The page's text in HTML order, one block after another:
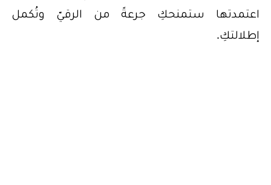
اعتمدتها ستمنحكِ جرعةً من الرقيّ وتُكمل
إطلالتكِ.